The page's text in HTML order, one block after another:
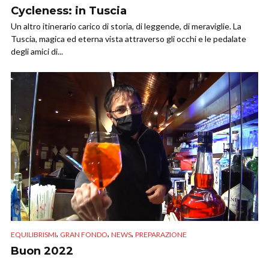
Cycleness: in Tuscia
Un altro itinerario carico di storia, di leggende, di meraviglie. La
Tuscia, magica ed eterna vista attraverso gli occhi e le pedalate
degli amici di...
EQUILIBRISMI, GRAN FONDO, NEWS, PREPARAZIONE
Buon 2022